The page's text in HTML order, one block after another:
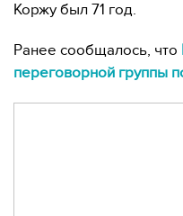
Коржу был 71 год.
Ранее сообщалось, что
переговорной группы